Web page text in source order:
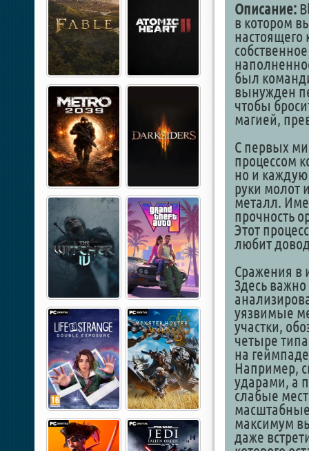
Описание:
в котором
был
вынужден
чтобы
магией,
С первых
процессом
но и каждую
руки молот
металл.
прочность
Этот
любит
Сражения в
Здесь
уязвимые
участки,
четыре
на
Например,
ударами, а
слабые
максимум
даже